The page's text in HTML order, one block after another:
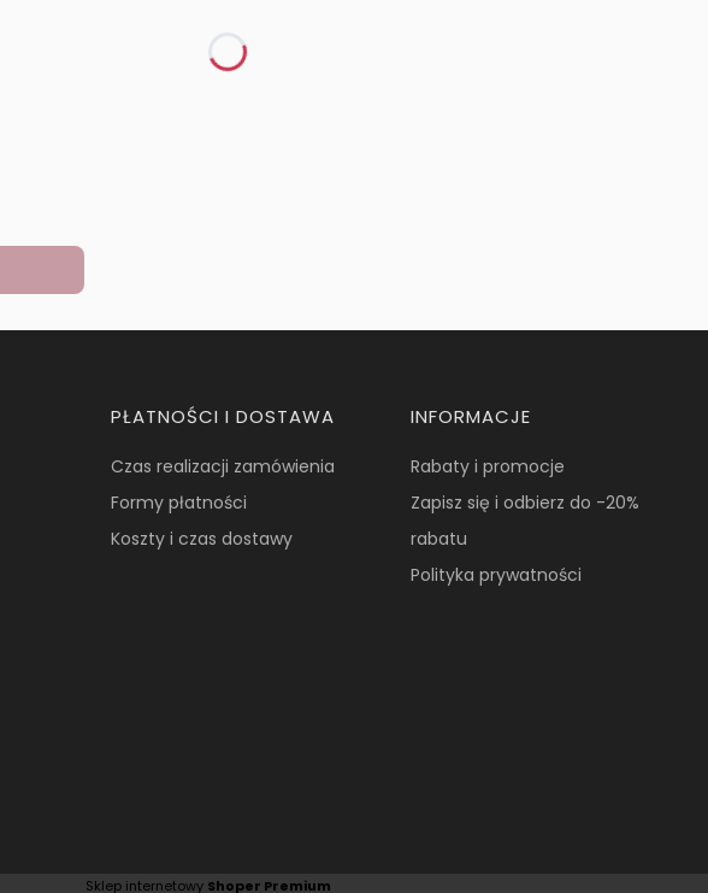
PŁATNOŚCI I DOSTAWA
Czas realizacji zamówienia
Formy płatności
Koszty i czas dostawy
INFORMACJE
Rabaty i promocje
Zapisz się i odbierz do -20%
rabatu
Polityka prywatności
Sklep internetowy Shoper Premium